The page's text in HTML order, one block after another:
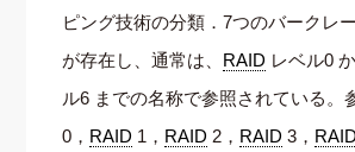
ピング技術の分類．7つのバークレ
が存在し、通常は、 RAID レベル0
ル6 までの名称で参照されている。
0， RAID 1， RAID 2， RAID 3， RAID